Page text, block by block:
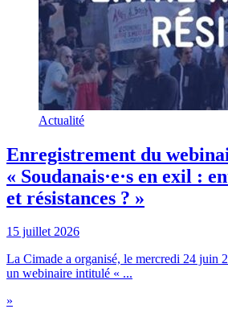
Actualité
Enregistrement du
« Soudanais·e·s en exil :
et résistances ? »
15 juillet 2026
La Cimade a organisé, le mercredi 24 juin
un webinaire intitulé « ...
»